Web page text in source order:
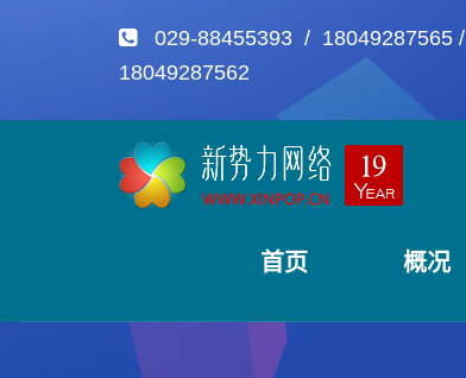
029-88455393 / 18049287565 /
18049287562
首页 概况